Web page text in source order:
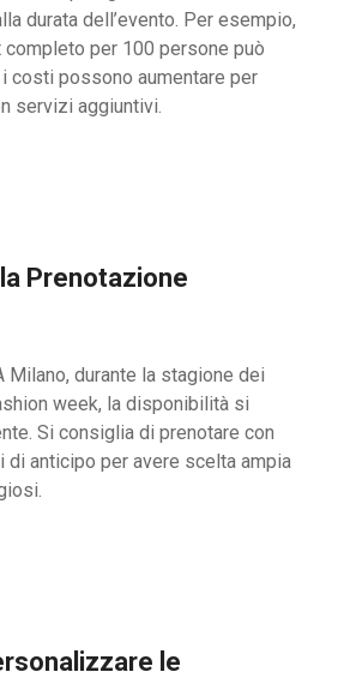
durata dell’evento. Per esempio,
per 100 persone può
costi possono aumentare per
servizi aggiuntivi.
Prenotazione
Milano, durante la stagione dei
week, la disponibilità si
Si consiglia di prenotare con
di anticipo per avere scelta ampia
le